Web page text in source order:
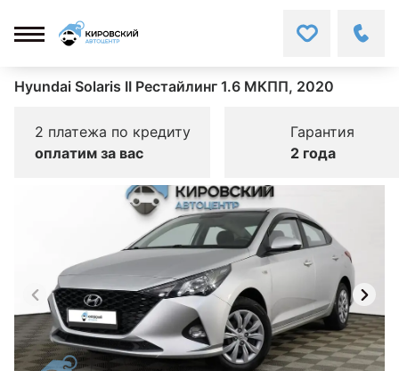
Hyundai Solaris II Рестайлинг 1.6 МКПП, 2020
2 платежа по кредиту
оплатим за вас
Гарантия
2 года